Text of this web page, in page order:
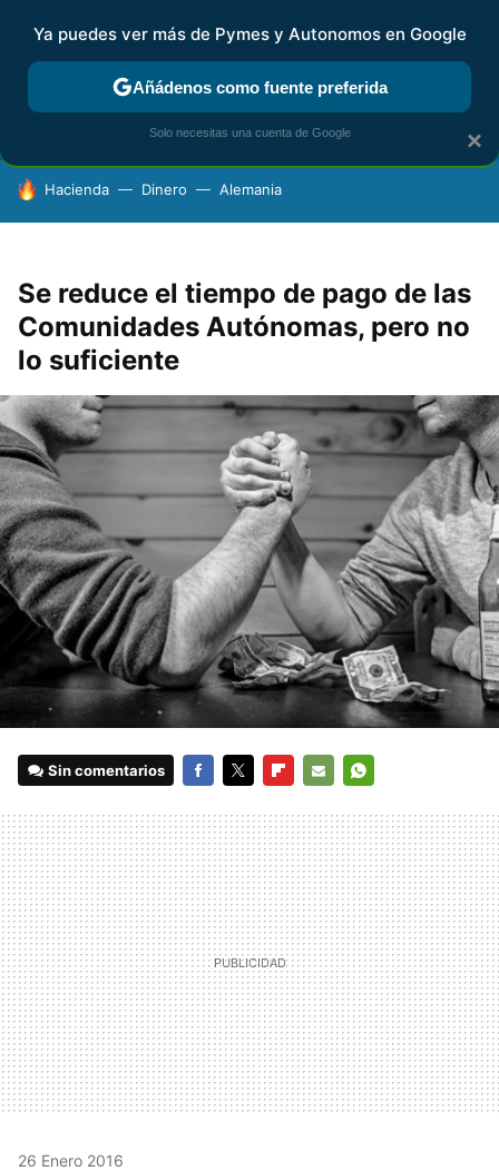
FISCALIDAD Y CONTABILIDAD KIT DIGITAL RENTA
HOY SE HABLA DE
Hacienda Dinero Alemania
Se reduce el tiempo de pago de las
Comunidades Autónomas, pero no
lo suficiente
Sin comentarios
MAIL
26 Enero 2016
×
Ya puedes ver más de Pymes y Autonomos en Google
Añádenos como fuente preferida
Solo necesitas una cuenta de Google